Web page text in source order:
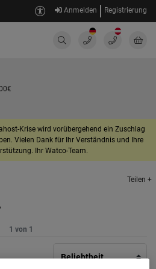
Anmelden Registrierung
Krise wird vorübergehend ein Zuschlag
Vielen Dank für Ihr Verständnis und Ihre
Ihr Watco-Team.
Teilen +
1 von 1